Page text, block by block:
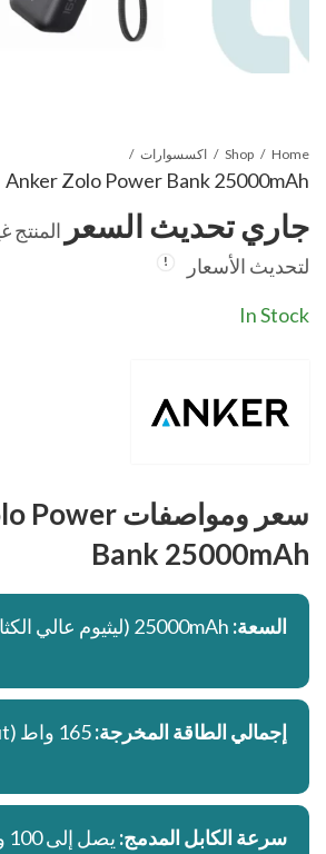
Home
Shop اكسسوارات
Anker Zolo Power Bank 25000mAh
جاري تحديث السعر المنتج
لتحديث الأسعار
In Stock
سعر ومواصفاتPower
Bank 25000mAh
السعة:
إجمالي الطاقة المخرجة:
سرعة الكابل المدمج: